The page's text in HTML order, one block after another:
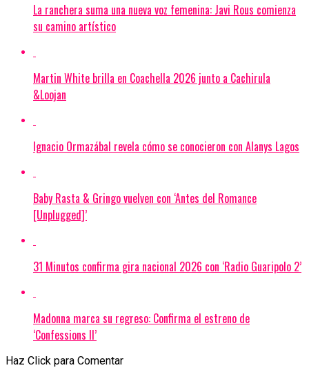
La ranchera suma una nueva voz femenina: Javi Rous comienza
su camino artístico
Martin White brilla en Coachella 2026 junto a Cachirula
&Loojan
Ignacio Ormazábal revela cómo se conocieron con Alanys Lagos
Baby Rasta & Gringo vuelven con ‘Antes del Romance
[Unplugged]’
31 Minutos confirma gira nacional 2026 con ‘Radio Guaripolo 2’
Madonna marca su regreso: Confirma el estreno de
‘Confessions II’
Haz Click para Comentar